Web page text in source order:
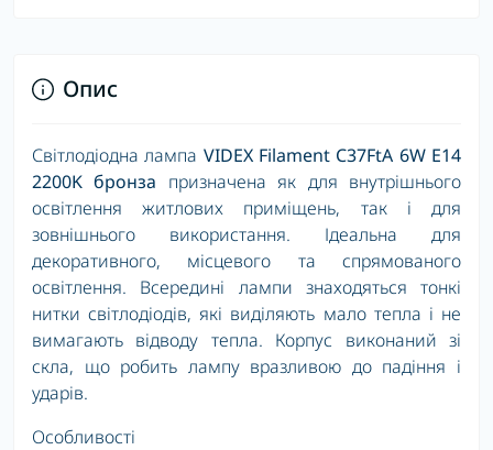
Опис
Світлодіодна лампа VIDEX Filament C37FtA 6W E14
2200K бронза призначена як для внутрішнього
освітлення житлових приміщень, так і для
зовнішнього використання. Ідеальна для
декоративного, місцевого та спрямованого
освітлення. Всередині лампи знаходяться тонкі
нитки світлодіодів, які виділяють мало тепла і не
вимагають відводу тепла. Корпус виконаний зі
скла, що робить лампу вразливою до падіння і
ударів.
Особливості